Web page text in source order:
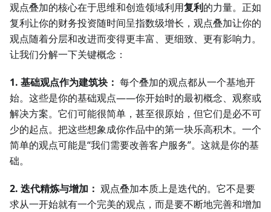
观点叠加的核心在于思维和创造领域利用复利的力量。正如
复利让你的财务投资随时间呈指数级增长，观点叠加让你的
观点随着分层和改进而变得更丰富、更细致、更有影响力。
让我们分解一下关键概念：
1. 基础观点作为建筑块： 每个叠加的观点都从一个基地开
始。这些是你的基础观点——你开始时的最初概念、观察或
解决方案。它们可能很简单，甚至很原始，但它们是必不可
少的起点。把这些想象成你作品中的第一块乐高积木。一个
简单的观点可能是“我们需要改善客户服务”。这就是你的基
础。
2. 迭代精炼与增加： 观点叠加本质上是迭代的。它不是要
求从一开始就有一个完美的观点，而是要不断地完善和增加